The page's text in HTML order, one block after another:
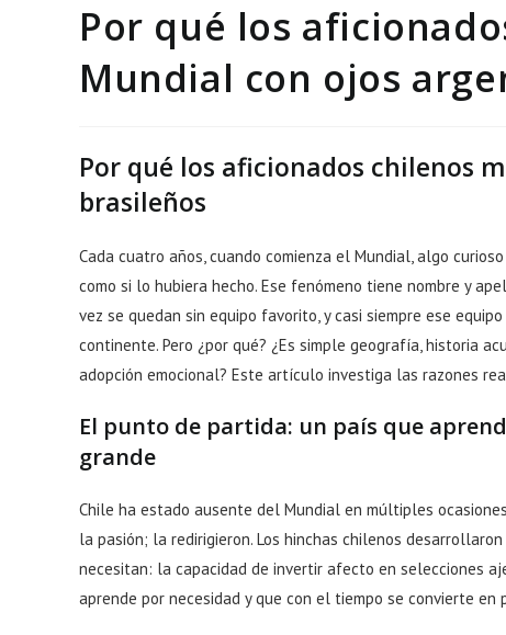
Por qué los
Mundial con ojos
Por qué los aficionados chilenos
brasileños
Cada cuatro años, cuando comienza el Mundial, algo
como si lo hubiera hecho. Ese fenómeno tiene nombre y
vez se quedan sin equipo favorito, y casi siempre ese
continente. Pero ¿por qué? ¿Es simple geografía, historia
adopción emocional? Este artículo investiga las razones
El punto de partida: un país que
grande
Chile ha estado ausente del Mundial en múltiples
la pasión; la redirigieron. Los hinchas chilenos
necesitan: la capacidad de invertir afecto en selecciones
aprende por necesidad y que con el tiempo se convierte